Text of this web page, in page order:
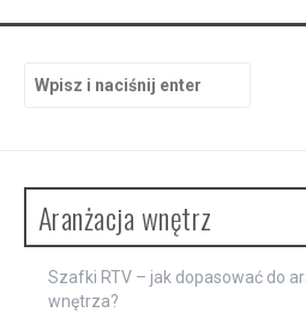
Aranżacja wnętrz
Szafki RTV – jak dopasować do
wnętrza?